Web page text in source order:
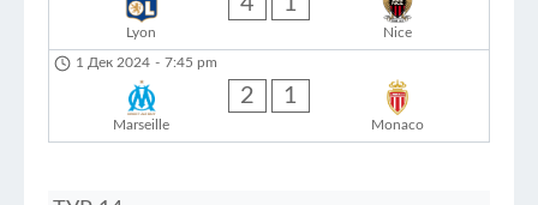
Lyon Nice
1 Дек 2024 - 7:45 pm
Marseille
2 1
Monaco